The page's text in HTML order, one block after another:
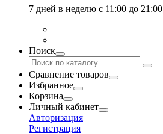
7 дней в неделю с 11:00 до 21:00
Поиск
Сравнение товаров
Избранное
Корзина
Личный кабинет
Авторизация
Регистрация